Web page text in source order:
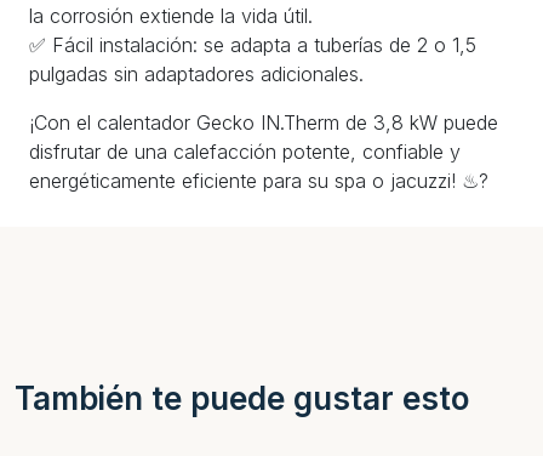
la corrosión extiende la vida útil.
✅ Fácil instalación: se adapta a tuberías de 2 o 1,5
pulgadas sin adaptadores adicionales.
¡Con el calentador Gecko IN.Therm de 3,8 kW puede
disfrutar de una calefacción potente, confiable y
energéticamente eficiente para su spa o jacuzzi! ♨?
También te puede gustar esto